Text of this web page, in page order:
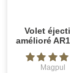
Volet éjection
amélioré AR15/
Magpul